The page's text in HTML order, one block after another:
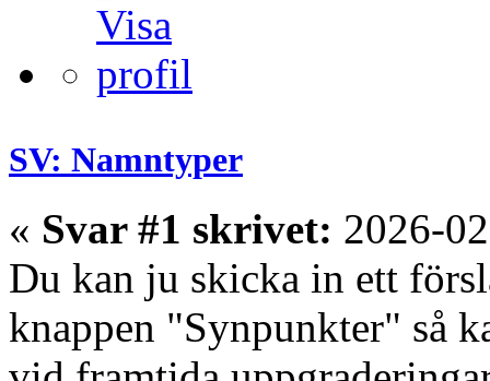
SV: Namntyper
« Svar #1 skrivet: 2026-
Du kan ju skicka in ett
knappen "Synpunkter" så